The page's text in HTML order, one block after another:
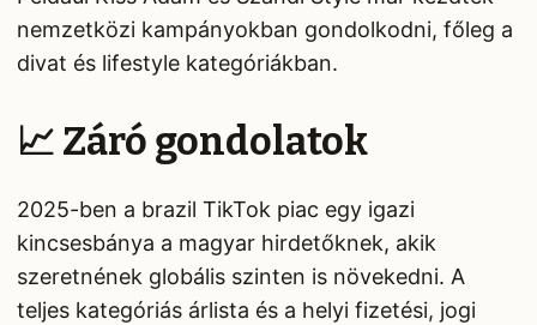
nemzetközi kampányokban gondolkodni, főleg a
divat és lifestyle kategóriákban.
📈 Záró gondolatok
2025-ben a brazil TikTok piac egy igazi
kincsesbánya a magyar hirdetőknek, akik
szeretnének globális szinten is növekedni. A
teljes kategóriás árlista és a helyi fizetési, jogi